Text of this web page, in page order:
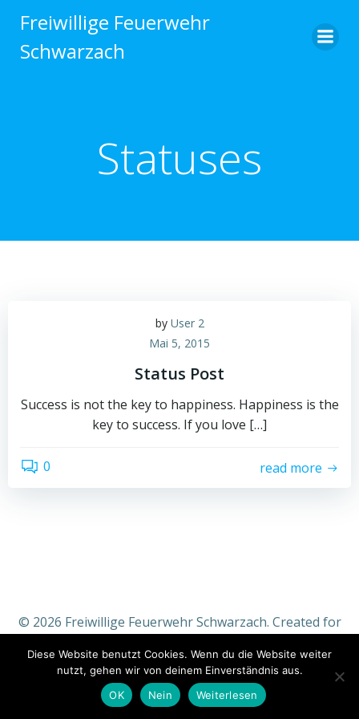
Inhalt
Freiwillige Feuerwehr
Schwarzach
Statuses
by User 2
Mai 5, 2015
Status Post
Success is not the key to happiness. Happiness is the
key to success. If you love […]
0 read more
© 2026 Freiwillige Feuerwehr Schwarzach. Created for
Diese Website benutzt Cookies. Wenn du die Website weiter
nutzt, gehen wir von deinem Einverständnis aus.
OK
Nein Weiterlesen